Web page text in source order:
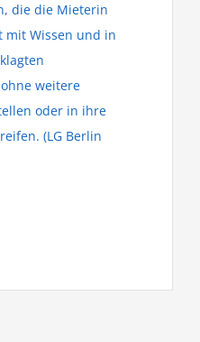
die die Mieterin
mit Wissen und in
weitere
oder in ihre
(LG Berlin